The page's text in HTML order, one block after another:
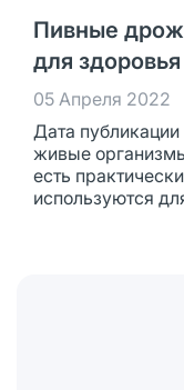
Пивные
для
05 Апреля 2022
Дата
живые
есть
используются